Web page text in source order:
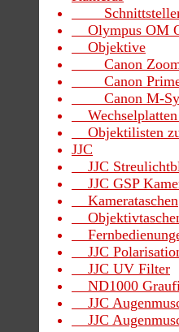
Schnittstellen
Olympus OM
Objektive
Canon Zoom
Canon Prime
Canon M-
Objektilisten
JJC
JJC
JJC GSP
Kamerataschen
JJC
JJC UV Filter
ND1000
JJC
JJC